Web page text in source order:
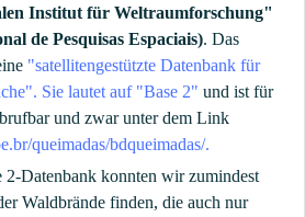
Institut für Weltraumforschung"
de Pesquisas Espaciais). Das
"satellitengestützte Datenbank für
Sie lautet auf "Base 2" und ist für
und zwar unter dem Link
queimadas/bdqueimadas/.
2-Datenbank konnten wir zumindest
Waldbrände finden, die auch nur